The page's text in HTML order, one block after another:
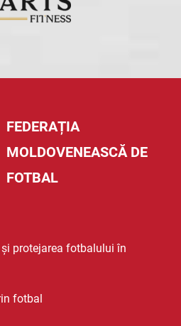
FEDERAȚIA
MOLDOVENEASCĂ DE
FOTBAL
protejarea fotbalului în
fotbal